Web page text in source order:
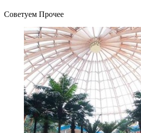
Советуем Прочее